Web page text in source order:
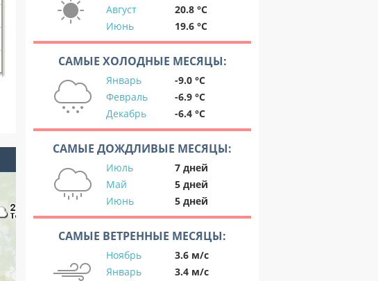
Август
20.8 °C
Июнь
19.6 °C
САМЫЕ ХОЛОДНЫЕ МЕСЯЦЫ:
Январь
-9.0 °C
Февраль
-6.9 °C
Декабрь
-6.4 °C
САМЫЕ ДОЖДЛИВЫЕ МЕСЯЦЫ:
Июль
7 дней
Май
5 дней
Июнь
5 дней
САМЫЕ ВЕТРЕННЫЕ МЕСЯЦЫ:
Ноябрь
3.6 м/с
Январь
3.4 м/с